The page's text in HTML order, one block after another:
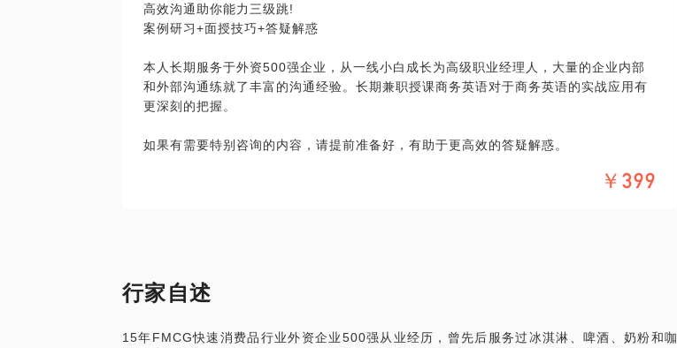
高效沟通助你能力三级跳!
案例研习+面授技巧+答疑解惑
本人长期服务于外资500强企业，从一线小白成长为高级职业经理人，大量的企业内部
和外部沟通练就了丰富的沟通经验。长期兼职授课商务英语对于商务英语的实战应用有
更深刻的把握。
如果有需要特别咨询的内容，请提前准备好，有助于更高效的答疑解惑。
￥399
行家自述
15年FMCG快速消费品行业外资企业500强从业经历，曾先后服务过冰淇淋、啤酒、奶粉和咖